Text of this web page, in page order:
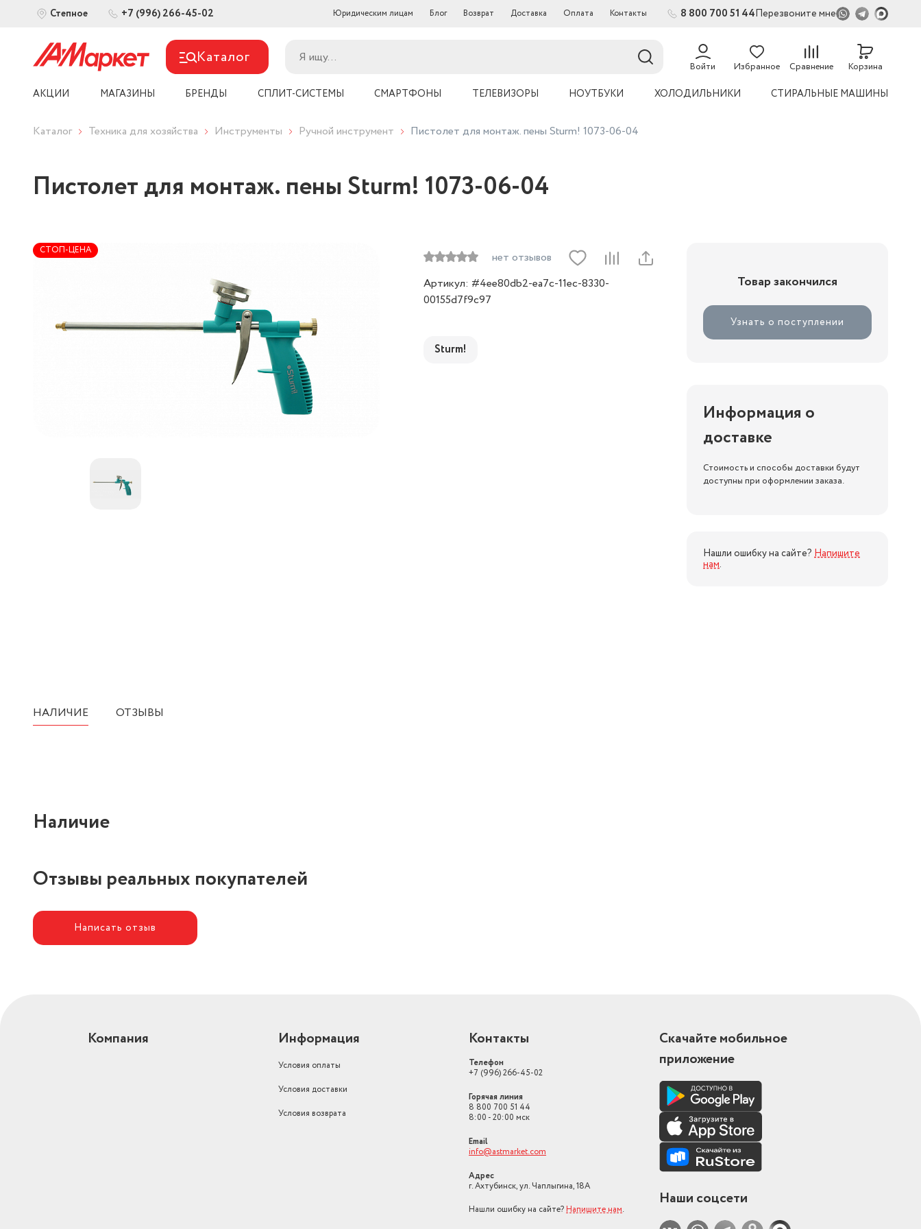
Степное +7 (996) 266-45-02 Юридическим лицам Блог Возврат Доставка Оплата Контакты 8 800 700 51 44Перезвоните мне
Каталог Войти Избранное Сравнение Корзина
АКЦИИ МАГАЗИНЫ БРЕНДЫ СПЛИТ-СИСТЕМЫ СМАРТФОНЫ ТЕЛЕВИЗОРЫ НОУТБУКИ ХОЛОДИЛЬНИКИ СТИРАЛЬНЫЕ МАШИНЫ
Каталог Техника для хозяйства Инструменты Ручной инструмент Пистолет для монтаж. пены Sturm! 1073-06-04
Пистолет для монтаж. пены Sturm! 1073-06-04
СТОП-ЦЕНА
нет отзывов
Артикул: #4ee80db2-ea7c-11ec-8330-
00155d7f9c97
Sturm!
Товар закончился
Узнать о поступлении
Информация о
доставке
Стоимость и способы доставки будут
доступны при оформлении заказа.
Нашли ошибку на сайте? Напишите
нам.
НАЛИЧИЕ ОТЗЫВЫ
Наличие
Отзывы реальных покупателей
Написать отзыв
Компания Информация
Условия оплаты
Условия доставки
Условия возврата
Контакты
Телефон
+7 (996) 266-45-02
Горячая линия
8 800 700 51 44
8:00 - 20:00 мск
Email
info@astmarket.com
Адрес
г. Ахтубинск, ул. Чаплыгина, 18А
Нашли ошибку на сайте? Напишите нам.
Скачайте мобильное
приложение
Наши соцсети